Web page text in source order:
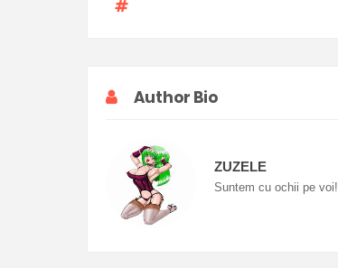
Author Bio
ZUZELE
Suntem cu ochii pe voi!